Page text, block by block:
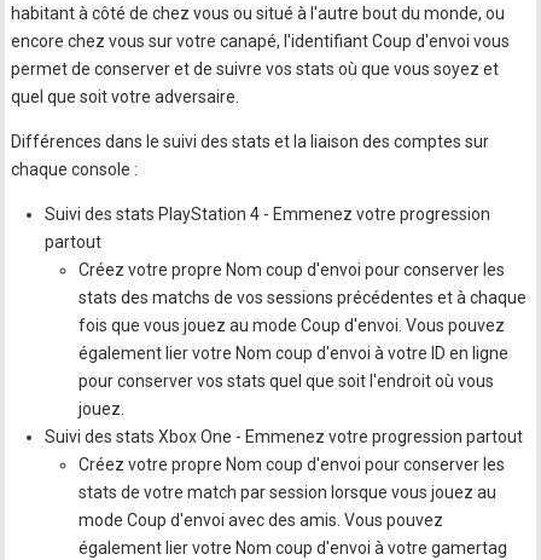
habitant à côté de chez vous ou situé à l'autre bout du monde, ou
encore chez vous sur votre canapé, l'identifiant Coup d'envoi vous
permet de conserver et de suivre vos stats où que vous soyez et
quel que soit votre adversaire.
Différences dans le suivi des stats et la liaison des comptes sur
chaque console :
Suivi des stats PlayStation 4 - Emmenez votre progression
partout
Créez votre propre Nom coup d'envoi pour conserver les
stats des matchs de vos sessions précédentes et à chaque
fois que vous jouez au mode Coup d'envoi. Vous pouvez
également lier votre Nom coup d'envoi à votre ID en ligne
pour conserver vos stats quel que soit l'endroit où vous
jouez.
Suivi des stats Xbox One - Emmenez votre progression partout
Créez votre propre Nom coup d'envoi pour conserver les
stats de votre match par session lorsque vous jouez au
mode Coup d'envoi avec des amis. Vous pouvez
également lier votre Nom coup d'envoi à votre gamertag